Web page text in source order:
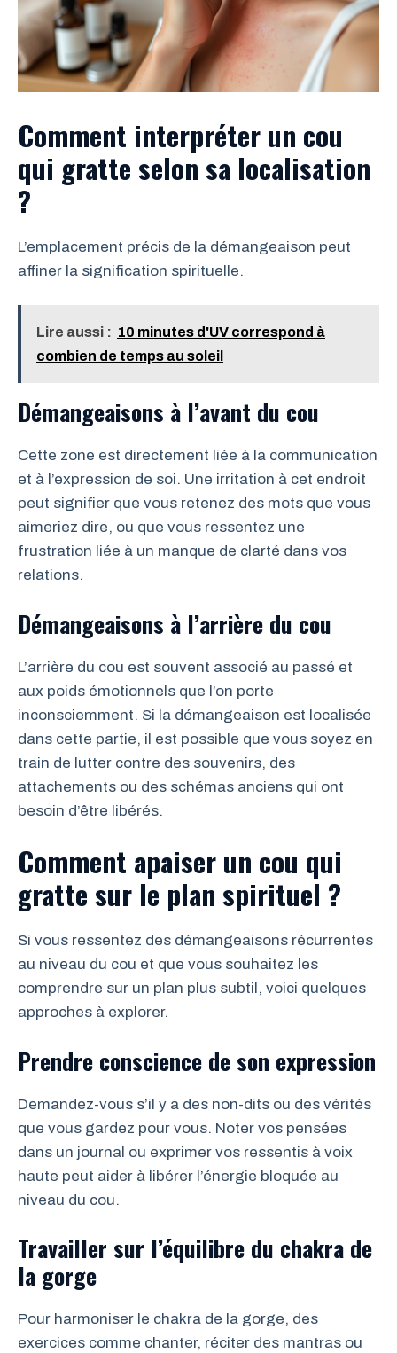
Comment interpréter un cou
qui gratte selon sa localisation
?
L’emplacement précis de la démangeaison peut
affiner la signification spirituelle.
Lire aussi : 10 minutes d'UV correspond à
combien de temps au soleil
Démangeaisons à l’avant du cou
Cette zone est directement liée à la communication
et à l’expression de soi. Une irritation à cet endroit
peut signifier que vous retenez des mots que vous
aimeriez dire, ou que vous ressentez une
frustration liée à un manque de clarté dans vos
relations.
Démangeaisons à l’arrière du cou
L’arrière du cou est souvent associé au passé et
aux poids émotionnels que l’on porte
inconsciemment. Si la démangeaison est localisée
dans cette partie, il est possible que vous soyez en
train de lutter contre des souvenirs, des
attachements ou des schémas anciens qui ont
besoin d’être libérés.
Comment apaiser un cou qui
gratte sur le plan spirituel ?
Si vous ressentez des démangeaisons récurrentes
au niveau du cou et que vous souhaitez les
comprendre sur un plan plus subtil, voici quelques
approches à explorer.
Prendre conscience de son expression
Demandez-vous s’il y a des non-dits ou des vérités
que vous gardez pour vous. Noter vos pensées
dans un journal ou exprimer vos ressentis à voix
haute peut aider à libérer l’énergie bloquée au
niveau du cou.
Travailler sur l’équilibre du chakra de
la gorge
Pour harmoniser le chakra de la gorge, des
exercices comme chanter, réciter des mantras ou